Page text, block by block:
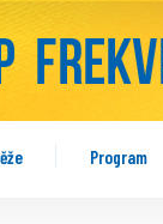
Program